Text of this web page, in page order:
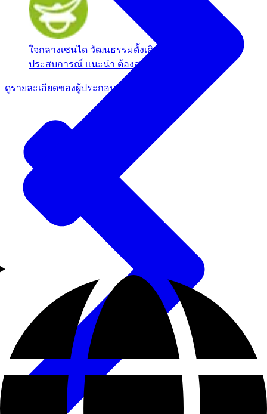
ใจกลางเซนได วัฒนธรรมดั้งเดิม / กิจกรรมเชิง
ประสบการณ์ แนะนำ ต้องสมัคร
ดูรายละเอียดของผู้ประกอบการรายนี้